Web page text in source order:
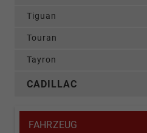
Tiguan
Touran
Tayron
CADILLAC
FAHRZEUG